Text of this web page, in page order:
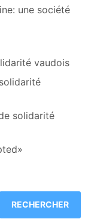
une société
vaudois
solidarité
RECHERCHER